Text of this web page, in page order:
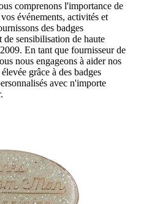
comprenons l'importance de
événements, activités et
des badges
sensibilisation de haute
En tant que fournisseur de
nous engageons à aider nos
grâce à des badges
avec n'importe